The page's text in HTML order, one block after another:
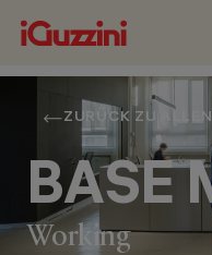
ZURÜCK ZU
BASE
Working